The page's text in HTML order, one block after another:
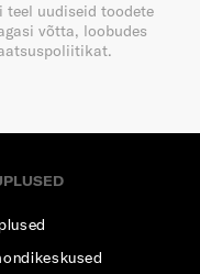
uudiseid toodete
võtta, loobudes